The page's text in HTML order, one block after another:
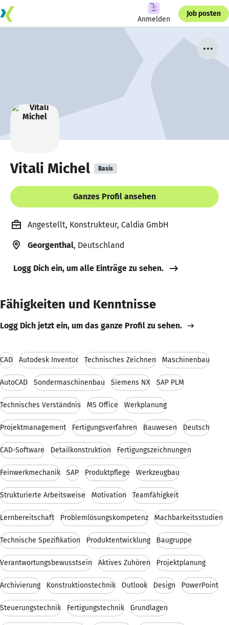
Anmelden
Job posten
Vitali Michel Basis
Ganzes Profil ansehen
Angestellt, Konstrukteur, Caldia GmbH
Georgenthal, Deutschland
Logg Dich ein, um alle Einträge zu sehen.
Fähigkeiten und Kenntnisse
Logg Dich jetzt ein, um das ganze Profil zu sehen.
CAD Autodesk Inventor Technisches Zeichnen Maschinenbau
AutoCAD Sondermaschinenbau Siemens NX SAP PLM
Technisches Verständnis MS Office Werkplanung
Projektmanagement Fertigungsverfahren Bauwesen Deutsch
CAD-Software Detailkonstruktion Fertigungszeichnungen
Feinwerkmechanik SAP Produktpflege Werkzeugbau
Strukturierte Arbeitsweise Motivation Teamfähigkeit
Lernbereitschaft Problemlösungskompetenz Machbarkeitsstudien
Technische Spezifikation Produktentwicklung Baugruppe
Verantwortungsbewusstsein Aktives Zuhören Projektplanung
Archivierung Konstruktionstechnik Outlook Design PowerPoint
Steuerungstechnik Fertigungstechnik Grundlagen